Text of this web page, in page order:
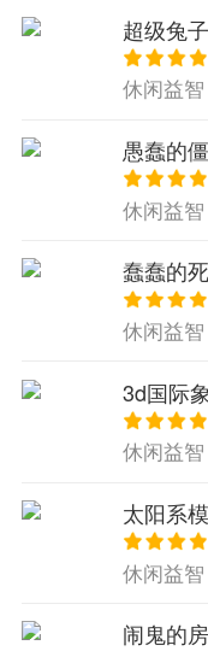
超级兔
休闲益智
愚蠢的
休闲益智
蠢蠢的
休闲益智
3d国际
休闲益智
太阳系
休闲益智
闹鬼的